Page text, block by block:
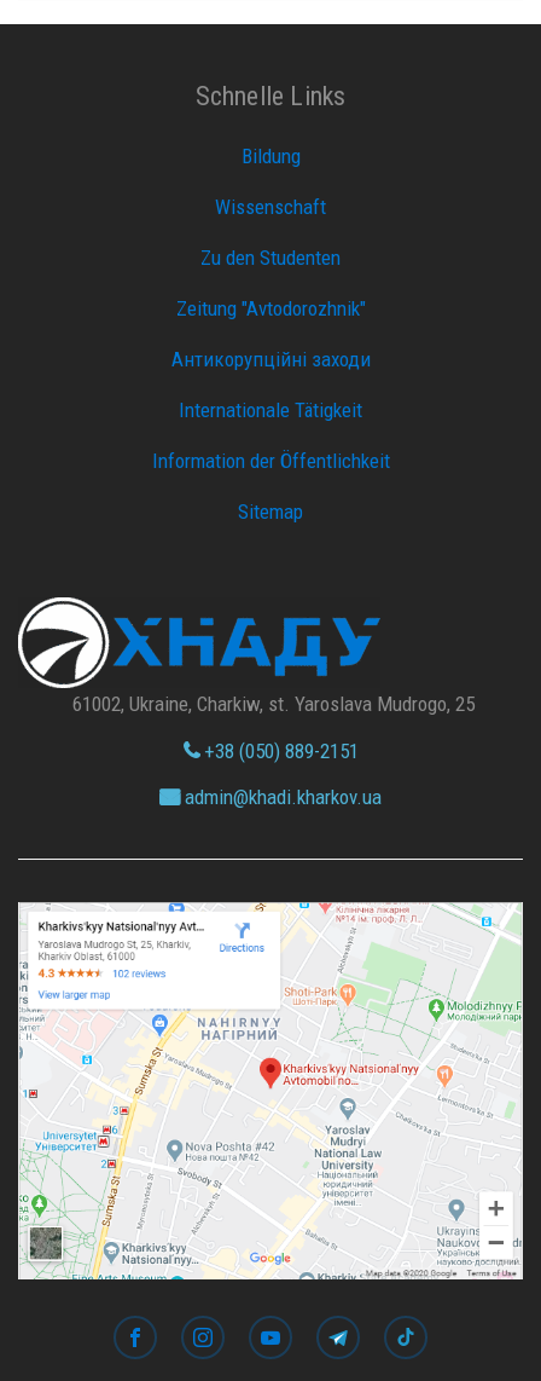
Schnelle Links
Bildung
Wissenschaft
Zu den Studenten
Zeitung "Avtodorozhnik"
Антикорупційні заходи
Internationale Tätigkeit
Information der Öffentlichkeit
Sitemap
61002, Ukraine, Charkiw, st. Yaroslava Mudrogo, 25
+38 (050) 889-2151
admin@khadi.kharkov.ua